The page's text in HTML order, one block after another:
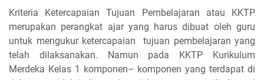
Kriteria Ketercapaian Tujuan Pembelajaran atau KKTP
merupakan perangkat ajar yang harus dibuat oleh guru
untuk mengukur ketercapaian tujuan pembelajaran yang
telah dilaksanakan. Namun pada KKTP Kurikulum
Merdeka Kelas 1 komponen– komponen yang terdapat di